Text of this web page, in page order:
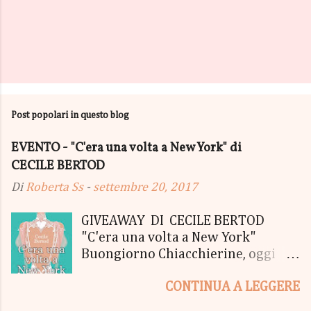
Post popolari in questo blog
EVENTO - "C'era una volta a New York" di
CECILE BERTOD
DiRoberta Ss - settembre 20, 2017
GIVEAWAY DI CECILE BERTOD
"C'era una volta a New York"
Buongiorno Chiacchierine, oggi
lanciamo il SUPER MEGA GIVEAWAY
CONTINUA A LEGGERE